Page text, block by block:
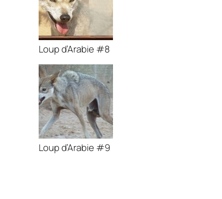
Loup d’Arabie #8
Loup d’Arabie #9